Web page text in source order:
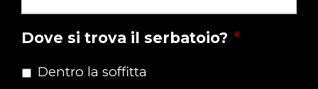
Dove si trova il serbatoio? *
Dentro la soffitta